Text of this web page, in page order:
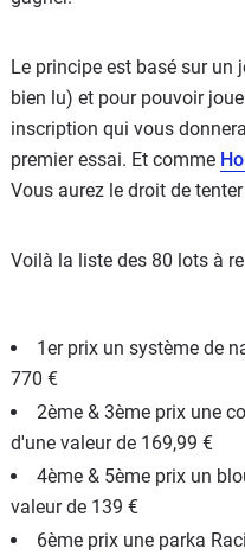
Le principe est basé sur un
bien lu) et pour pouvoir
inscription qui vous
premier essai. Et comme
Vous aurez le droit de
Voilà la liste des 80 lots à
1er prix un système de
770 €
2ème & 3ème prix une
d'une valeur de 169,99 €
4ème & 5ème prix un
valeur de 139 €
6ème prix une parka